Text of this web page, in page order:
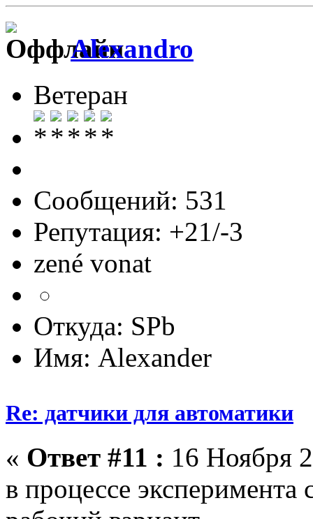
Alexandro
Ветеран
Сообщений: 531
Репутация: +21/-3
zené vonat
Откуда: SPb
Имя: Alexander
Re: датчики для автоматики
« Ответ #11 : 16 Ноября
в процессе эксперимента